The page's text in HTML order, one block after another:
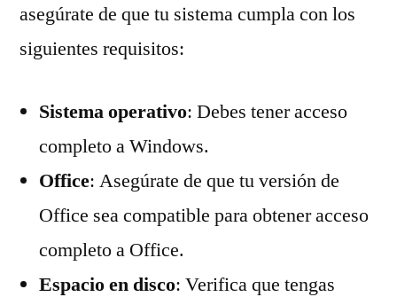
asegúrate de que tu sistema cumpla con los
siguientes requisitos:
Sistema operativo: Debes tener acceso
completo a Windows.
Office: Asegúrate de que tu versión de
Office sea compatible para obtener acceso
completo a Office.
Espacio en disco: Verifica que tengas